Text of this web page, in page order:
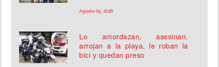
Agosto 05, 2026
Lo amordazan, asesinan,
arrojan a la playa, le roban la
bici y quedan preso